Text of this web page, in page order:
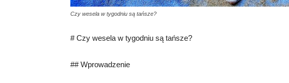
Czy wesela w tygodniu są tańsze?
# Czy wesela w tygodniu są tańsze?
## Wprowadzenie